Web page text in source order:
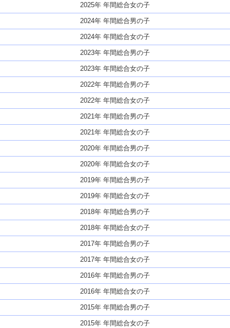
2025年 年間総合女の子
2024年 年間総合男の子
2024年 年間総合女の子
2023年 年間総合男の子
2023年 年間総合女の子
2022年 年間総合男の子
2022年 年間総合女の子
2021年 年間総合男の子
2021年 年間総合女の子
2020年 年間総合男の子
2020年 年間総合女の子
2019年 年間総合男の子
2019年 年間総合女の子
2018年 年間総合男の子
2018年 年間総合女の子
2017年 年間総合男の子
2017年 年間総合女の子
2016年 年間総合男の子
2016年 年間総合女の子
2015年 年間総合男の子
2015年 年間総合女の子